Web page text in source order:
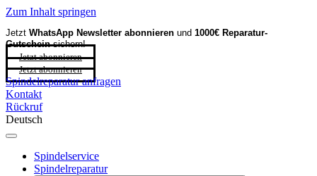
Zum Inhalt springen
Jetzt WhatsApp Newsletter abonnieren und 1000€ Reparatur-
Gutscheinsichern!
Jetzt abonnieren
Jetzt abonnieren
Spindelreparatur anfragen
Kontakt
Rückruf
Deutsch
Spindelservice
Spindelreparatur